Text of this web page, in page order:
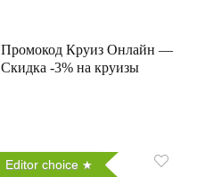
Промокод Круиз Онлайн —
Скидка -3% на круизы
Editor choice